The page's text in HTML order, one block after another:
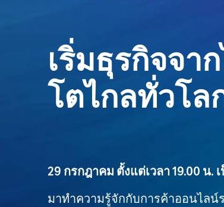
เริ่มธุรกิจจา
โตไกลทั่วโล
29 กรกฎาคม ตั้งแต่เวลา 19.00 น.
มาทำความรู้จักกับการค้าออนไลน์